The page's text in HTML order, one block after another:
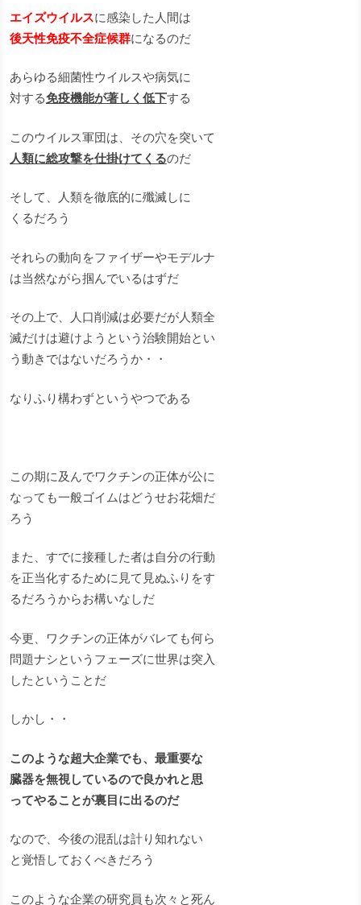
エイズウイルスに感染した人間は
後天性免疫不全症候群になるのだ
あらゆる細菌性ウイルスや病気に
対する免疫機能が著しく低下する
このウイルス軍団は、その穴を突いて
人類に総攻撃を仕掛けてくるのだ
そして、人類を徹底的に殲滅しに
くるだろう
それらの動向をファイザーやモデルナ
は当然ながら掴んでいるはずだ
その上で、人口削減は必要だが人類全
滅だけは避けようという治験開始とい
う動きではないだろうか・・
なりふり構わずというやつである
この期に及んでワクチンの正体が公に
なっても一般ゴイムはどうせお花畑だ
ろう
また、すでに接種した者は自分の行動
を正当化するために見て見ぬふりをす
るだろうからお構いなしだ
今更、ワクチンの正体がバレても何ら
問題ナシというフェーズに世界は突入
したということだ
しかし・・
このような超大企業でも、最重要な
臓器を無視しているので良かれと思
ってやることが裏目に出るのだ
なので、今後の混乱は計り知れない
と覚悟しておくべきだろう
このような企業の研究員も次々と死ん